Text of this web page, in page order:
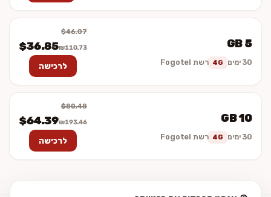
5 GB
30 ימים 4G רשת Fogotel
$46.07
$36.85₪110.73
לרכישה
10 GB
30 ימים 4G רשת Fogotel
$80.48
$64.39₪193.46
לרכישה